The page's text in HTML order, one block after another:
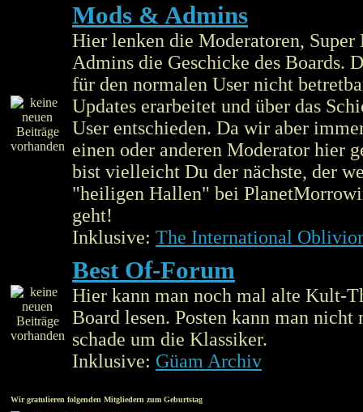
Mods & Admins
Hier lenken die Moderatoren, Super
Admins die Geschicke des Boards.
für den normalen User nicht
Updates erarbeitet und über das
User entschieden. Da wir aber
einen oder anderen Moderator hier
bist vielleicht Du der nächste, der
"heiligen Hallen" bei
geht!
Inklusive: The International
Best Of-Forum
Hier kann man noch mal alte Kult-
Board lesen. Posten kann man nicht
schade um die Klassiker.
Inklusive: Güam Archiv
Wir gratulieren folgenden Mitgliedern zum Geburtstag